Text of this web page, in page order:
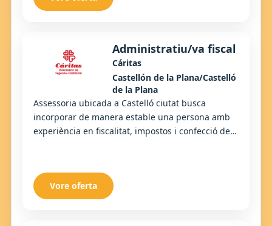
Administratiu/va fiscal
Cáritas
Castellón de la Plana/Castelló
de la Plana
Assessoria ubicada a Castelló ciutat busca
incorporar de manera estable una persona amb
experiència en fiscalitat, impostos i confecció de
Vore oferta